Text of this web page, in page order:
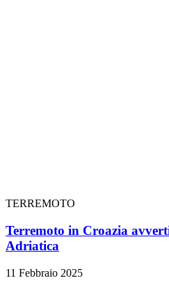
TERREMOTO
Terremoto in Croazia
Adriatica
11 Febbraio 2025